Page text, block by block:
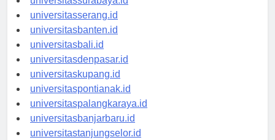
universitasserang.id
universitasbanten.id
universitasbali.id
universitasdenpasar.id
universitaskupang.id
universitaspontianak.id
universitaspalangkaraya.id
universitasbanjarbaru.id
universitastanjungselor.id